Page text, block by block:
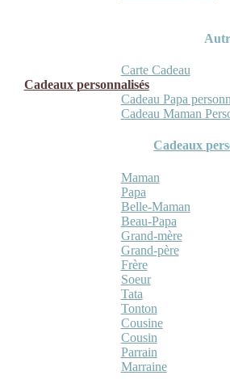
Carte Cadeau
Cadeaux personnalisés
Cadeau Papa
Cadeau Maman
Cadeaux
Maman
Papa
Belle-Maman
Beau-Papa
Grand-mère
Grand-père
Frère
Soeur
Tata
Tonton
Cousine
Cousin
Parrain
Marraine